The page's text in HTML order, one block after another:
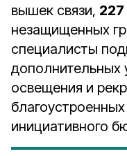
вышек связи, 227
незащищенных
специалисты
дополнительных
освещения и
инициативного